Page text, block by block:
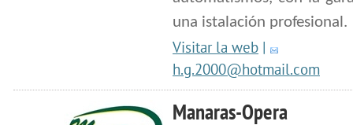
una istalación profesional.
Visitar la web |
h.g.2000@hotmail.com
Manaras-Opera